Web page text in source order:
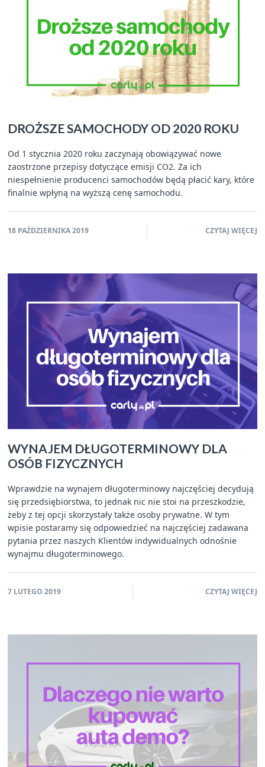
DROŻSZE SAMOCHODY OD 2020 ROKU
Od 1 stycznia 2020 roku zaczynają obowiązywać nowe
zaostrzone przepisy dotyczące emisji CO2. Za ich
niespełnienie producenci samochodów będą płacić kary, które
finalnie wpłyną na wyższą cenę samochodu.
18 PAŹDZIERNIKA 2019 CZYTAJ WIĘCEJ
WYNAJEM DŁUGOTERMINOWY DLA
OSÓB FIZYCZNYCH
Wprawdzie na wynajem długoterminowy najczęściej decydują
się przedsiębiorstwa, to jednak nic nie stoi na przeszkodzie,
żeby z tej opcji skorzystały także osoby prywatne. W tym
wpisie postaramy się odpowiedzieć na najczęściej zadawana
pytania przez naszych Klientów indywidualnych odnośnie
wynajmu długoterminowego.
7 LUTEGO 2019 CZYTAJ WIĘCEJ